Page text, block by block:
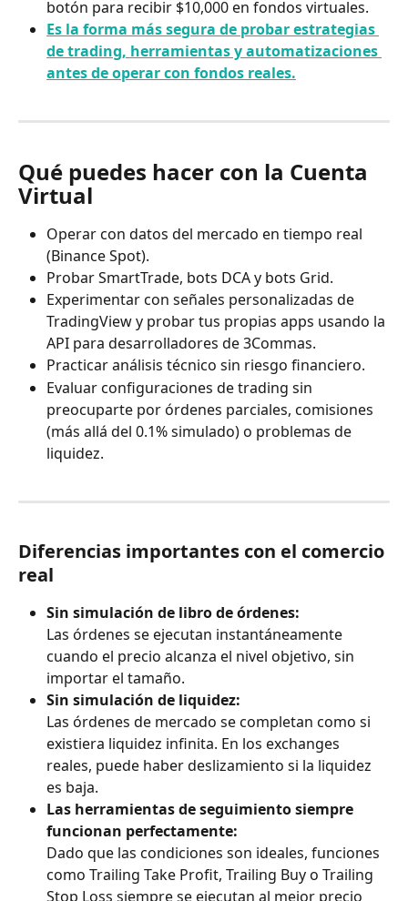
botón para recibir $10,000 en fondos virtuales.
Es la forma más segura de probar estrategias
de trading, herramientas y automatizaciones
antes de operar con fondos reales.
Qué puedes hacer con la Cuenta
Virtual
Operar con datos del mercado en tiempo real
(Binance Spot).
Probar SmartTrade, bots DCA y bots Grid.
Experimentar con señales personalizadas de
TradingView y probar tus propias apps usando la
API para desarrolladores de 3Commas.
Practicar análisis técnico sin riesgo financiero.
Evaluar configuraciones de trading sin
preocuparte por órdenes parciales, comisiones
(más allá del 0.1% simulado) o problemas de
liquidez.
Diferencias importantes con el comercio
real
Sin simulación de libro de órdenes:
Las órdenes se ejecutan instantáneamente
cuando el precio alcanza el nivel objetivo, sin
importar el tamaño.
Sin simulación de liquidez:
Las órdenes de mercado se completan como si
existiera liquidez infinita. En los exchanges
reales, puede haber deslizamiento si la liquidez
es baja.
Las herramientas de seguimiento siempre
funcionan perfectamente:
Dado que las condiciones son ideales, funciones
como Trailing Take Profit, Trailing Buy o Trailing
Stop Loss siempre se ejecutan al mejor precio